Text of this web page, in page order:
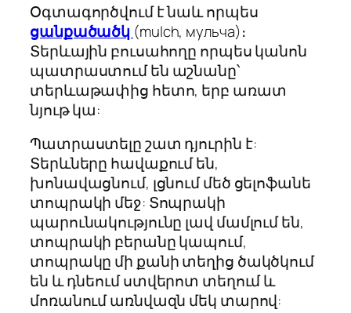
Օգտագործվում է նաև որպես
ցանքածածկ (mulch, мульча)։
Տերևային բուսահողը որպես կանոն
պատրաստում են աշնանը՝
տերևաթափից հետո, երբ առատ
նյութ կա:
Պատրաստելը շատ դյուրին է:
Տերևները հավաքում են,
խոնավացնում, լցնում մեծ ցելոֆանե
տոպրակի մեջ: Տոպրակի
պարունակությունը լավ մամլում են,
տոպրակի բերանը կապում,
տոպրակը մի քանի տեղից ծակծկում
են և դնեում ստվերոտ տեղում և
մոռանում առնվազն մեկ տարով: